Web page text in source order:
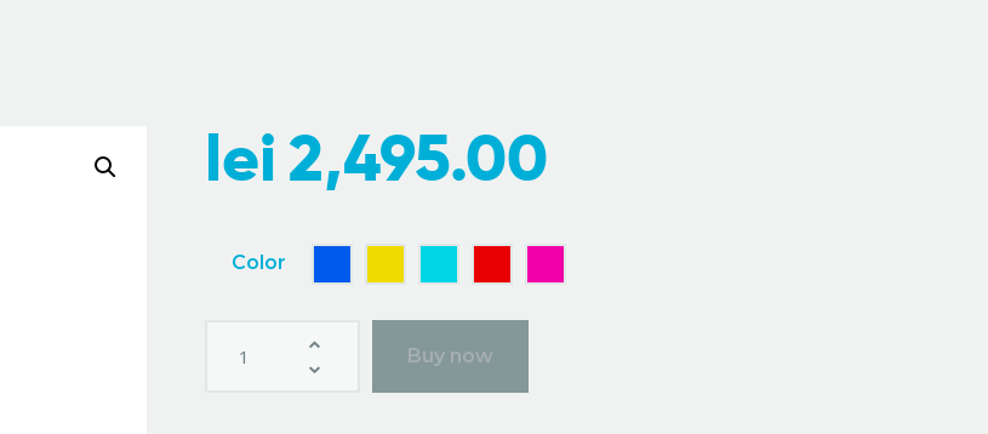
lei2,495.00
Color
Buy now